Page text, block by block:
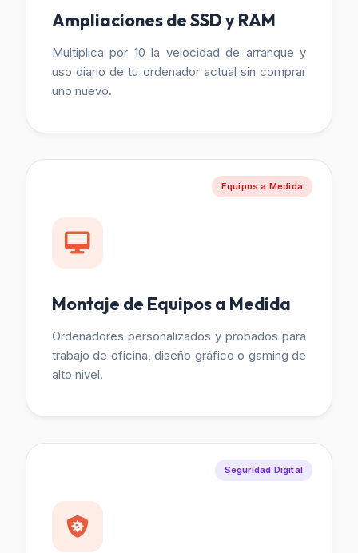
Ampliaciones de SSD y RAM
Multiplica por 10 la velocidad de arranque y
uso diario de tu ordenador actual sin comprar
uno nuevo.
Equipos a Medida
Montaje de Equipos a Medida
Ordenadores personalizados y probados para
trabajo de oficina, diseño gráfico o gaming de
alto nivel.
Seguridad Digital